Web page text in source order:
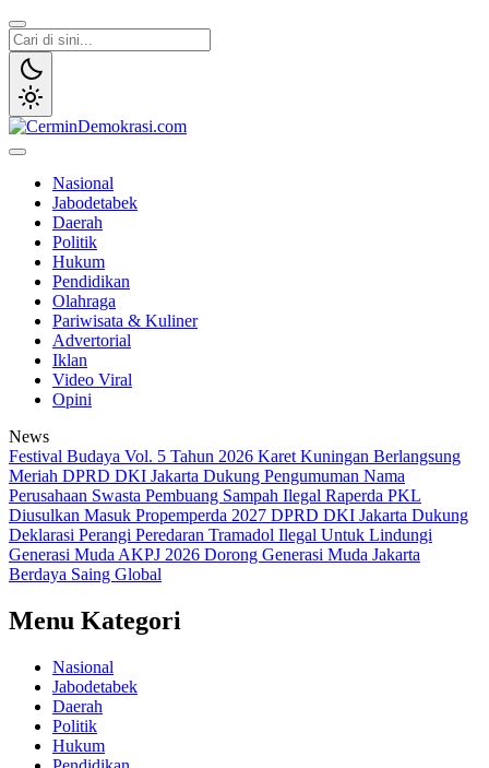
Lewati
ke
konten
Nasional
Jabodetabek
Daerah
Politik
Hukum
Pendidikan
Olahraga
Pariwisata & Kuliner
Advertorial
Iklan
Video Viral
Opini
News
Festival Budaya Vol. 5 Tahun 2026 Karet Kuningan Berlangsung
Meriah DPRD DKI Jakarta Dukung Pengumuman Nama
Perusahaan Swasta Pembuang Sampah Ilegal Raperda PKL
Diusulkan Masuk Propemperda 2027 DPRD DKI Jakarta Dukung
Deklarasi Perangi Peredaran Tramadol Ilegal Untuk Lindungi
Generasi Muda AKPJ 2026 Dorong Generasi Muda Jakarta
Berdaya Saing Global
Menu Kategori
Nasional
Jabodetabek
Daerah
Politik
Hukum